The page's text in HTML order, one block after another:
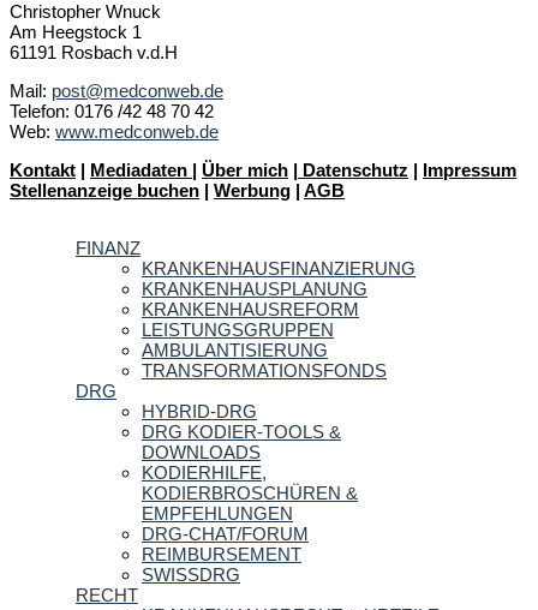
Christopher Wnuck
Am Heegstock 1
61191 Rosbach v.d.H
Mail: post@medconweb.de
Telefon: 0176 /42 48 70 42
Web: www.medconweb.de
Kontakt | Mediadaten | Über mich | Datenschutz | Impressum
Stellenanzeige buchen | Werbung | AGB
FINANZ
KRANKENHAUSFINANZIERUNG
KRANKENHAUSPLANUNG
KRANKENHAUSREFORM
LEISTUNGSGRUPPEN
AMBULANTISIERUNG
TRANSFORMATIONSFONDS
DRG
HYBRID-DRG
DRG KODIER-TOOLS &
DOWNLOADS
KODIERHILFE,
KODIERBROSCHÜREN &
EMPFEHLUNGEN
DRG-CHAT/FORUM
REIMBURSEMENT
SWISSDRG
RECHT